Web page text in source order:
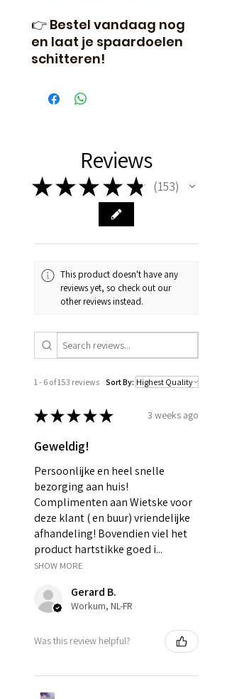
👉 Bestel vandaag nog
en laat je spaardoelen
schitteren!
Reviews
★★★ ★ ★ 153
153
This product doesn't have any
reviews yet, so check out our
other reviews instead.
1 - 6 of 153 reviews Sort By:
★★★★★ 3 weeks ago
Geweldig!
Persoonlijke en heel snelle
bezorging aan huis!
Complimenten aan Wietske voor
deze klant ( en buur) vriendelijke
afhandeling! Bovendien viel het
product hartstikke goed i...
SHOW MORE
Gerard B.
Workum, NL-FR
Was this review helpful?